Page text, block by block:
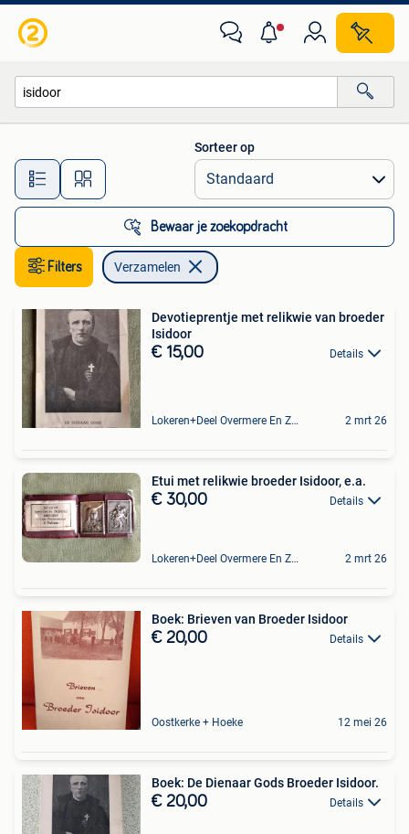
Alle afstanden…
Sorteer op
Bewaar je zoekopdracht
Filters Verzamelen
Devotieprentje met relikwie van broeder
Isidoor
€ 15,00 Details
Lokeren+Deel Overmere En Zele 2 mrt 26
Etui met relikwie broeder Isidoor, e.a.
€ 30,00 Details
Lokeren+Deel Overmere En Zele 2 mrt 26
Boek: Brieven van Broeder Isidoor
€ 20,00 Details
Oostkerke + Hoeke 12 mei 26
Boek: De Dienaar Gods Broeder Isidoor.
€ 20,00 Details